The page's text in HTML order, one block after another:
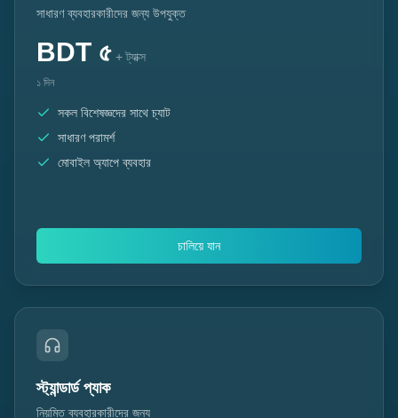
সাধারণ ব্যবহারকারীদের জন্য উপযুক্ত
BDT ৫ + ট্যাক্স
১ দিন
সকল বিশেষজ্ঞদের সাথে চ্যাট
সাধারণ পরামর্শ
মোবাইল অ্যাপে ব্যবহার
চালিয়ে যান
স্ট্যান্ডার্ড প্যাক
নিয়মিত ব্যবহারকারীদের জন্য